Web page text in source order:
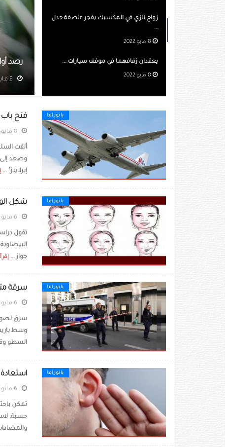
زواج نازي في المكسيك يفجر عاصفة جدل
...
يعقدان زفافهما في موقف سيارات ...مصدره القرود
بانوراما فتح باب
ألقت
وصعد إلى
إيرلاينز" ...
بانوراما شكل
تقول
جواز ...
بانوراما سرقة
سرق
وسط
السطو
بانوراما
تمكن
حسية،